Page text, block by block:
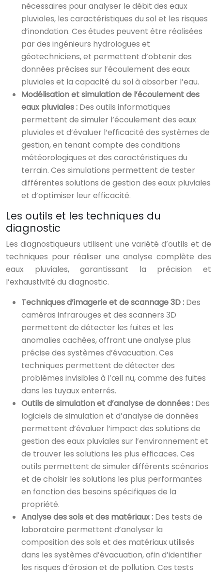
nécessaires pour analyser le débit des eaux
pluviales, les caractéristiques du sol et les risques
d’inondation. Ces études peuvent être réalisées
par des ingénieurs hydrologues et
géotechniciens, et permettent d’obtenir des
données précises sur l’écoulement des eaux
pluviales et la capacité du sol à absorber l’eau.
Modélisation et simulation de l’écoulement des
eaux pluviales : Des outils informatiques
permettent de simuler l’écoulement des eaux
pluviales et d’évaluer l’efficacité des systèmes de
gestion, en tenant compte des conditions
météorologiques et des caractéristiques du
terrain. Ces simulations permettent de tester
différentes solutions de gestion des eaux pluviales
et d’optimiser leur efficacité.
Les outils et les techniques du
diagnostic
Les diagnostiqueurs utilisent une variété d’outils et de
techniques pour réaliser une analyse complète des
eaux pluviales, garantissant la précision et
l’exhaustivité du diagnostic.
Techniques d’imagerie et de scannage 3D : Des
caméras infrarouges et des scanners 3D
permettent de détecter les fuites et les
anomalies cachées, offrant une analyse plus
précise des systèmes d’évacuation. Ces
techniques permettent de détecter des
problèmes invisibles à l’œil nu, comme des fuites
dans les tuyaux enterrés.
Outils de simulation et d’analyse de données : Des
logiciels de simulation et d’analyse de données
permettent d’évaluer l’impact des solutions de
gestion des eaux pluviales sur l’environnement et
de trouver les solutions les plus efficaces. Ces
outils permettent de simuler différents scénarios
et de choisir les solutions les plus performantes
en fonction des besoins spécifiques de la
propriété.
Analyse des sols et des matériaux : Des tests de
laboratoire permettent d’analyser la
composition des sols et des matériaux utilisés
dans les systèmes d’évacuation, afin d’identifier
les risques d’érosion et de pollution. Ces tests